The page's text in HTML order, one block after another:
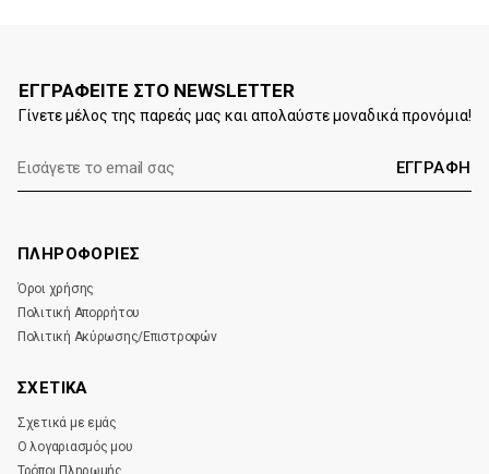
mail:
ΕΓΓΡΑΦΕΙΤΕ ΣΤΟ NEWSLETTER
Γίνετε μέλος της παρεάς μας και απολαύστε μοναδικά προνόμια!
ΠΛΗΡΟΦΟΡΙΕΣ
Όροι χρήσης
Πολιτική Απορρήτου
Πολιτική Ακύρωσης/Επιστροφών
ΣΧΕΤΙΚΑ
Σχετικά με εμάς
Ο λογαριασμός μου